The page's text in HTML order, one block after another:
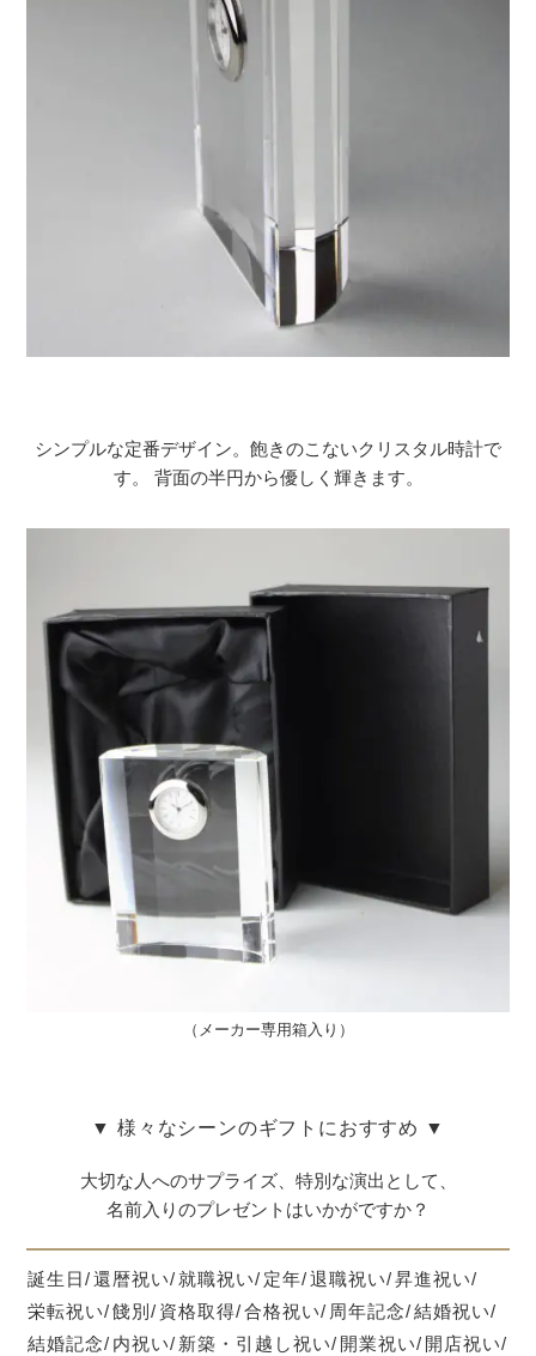
シンプルな定番デザイン。飽きのこないクリスタル時計で
す。 背面の半円から優しく輝きます。
（メーカー専用箱入り）
▼ 様々なシーンのギフトにおすすめ ▼
大切な人へのサプライズ、特別な演出として、
名前入りのプレゼントはいかがですか？
誕生日 還暦祝い 就職祝い 定年 退職祝い 昇進祝い
栄転祝い 餞別 資格取得 合格祝い 周年記念 結婚祝い
結婚記念 内祝い 新築・引越し祝い 開業祝い 開店祝い